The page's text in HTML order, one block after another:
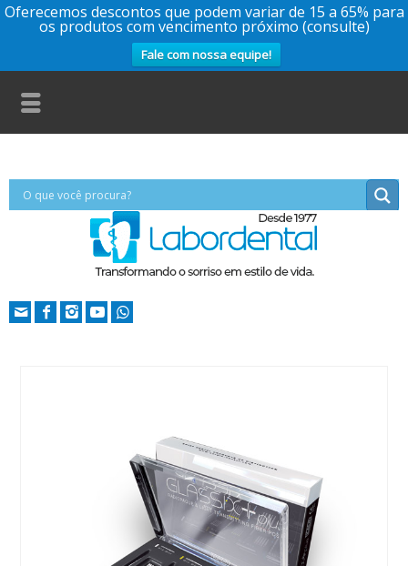
Oferecemos descontos que podem variar de 15 a 65% para
os produtos com vencimento próximo (consulte)
Fale com nossa equipe!